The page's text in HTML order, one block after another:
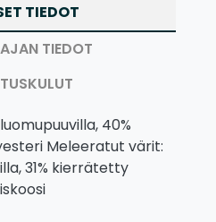
TIEDOT
TIEDOT
40%
Meleeratut värit:
31% kierrätetty